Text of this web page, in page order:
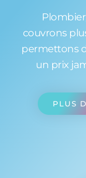
couvrons
permettons
un prix
PLUS